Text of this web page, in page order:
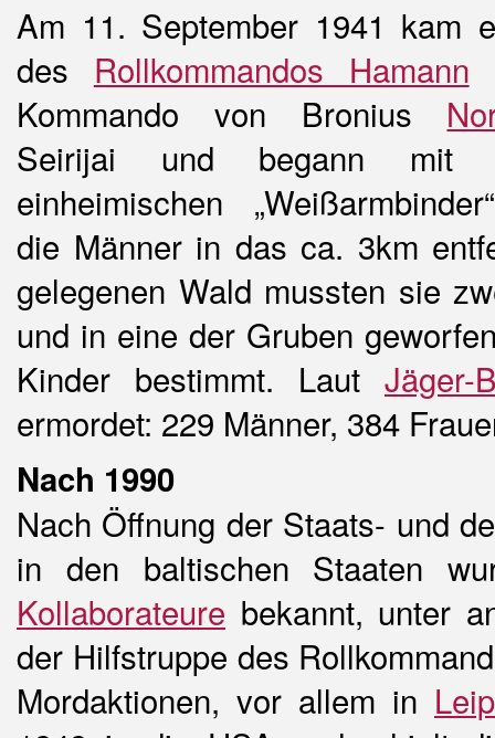
Am 11. September 1941 kam
des Rollkommandos Hamann
Kommando von Bronius
Seirijai und begann mit
einheimischen
die Männer in das ca. 3km
gelegenen Wald mussten sie
und in eine der Gruben
Kinder bestimmt. Laut Jäger-
ermordet: 229 Männer, 384
Nach 1990
Nach Öffnung der Staats- und
in den baltischen Staaten
Kollaborateure bekannt, unter
der Hilfstruppe des
Mordaktionen, vor allem in